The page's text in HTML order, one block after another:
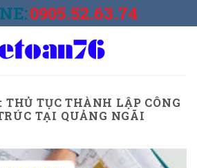
0905.52.63.74
THỦ TỤC THÀNH LẬP CÔNG
TẠI QUẢNG NGÃI